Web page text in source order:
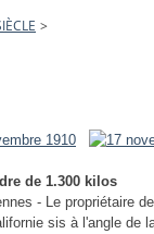
>
de 1.300 kilos
- Le propriétaire
sis à l'angle de